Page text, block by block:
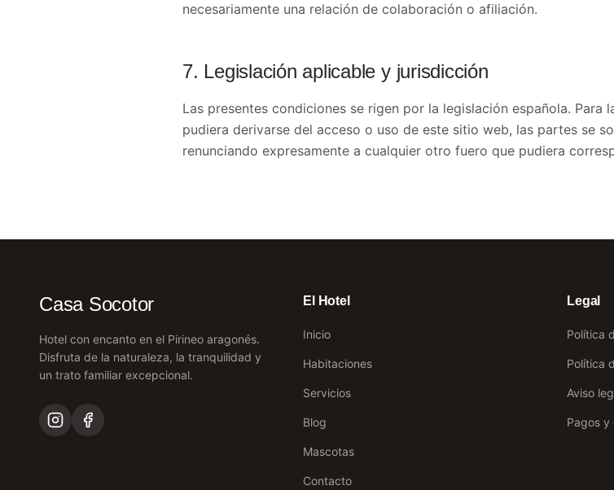
necesariamente una relación de colaboración o afiliación.
7. Legislación aplicable y jurisdicción
Las presentes condiciones se rigen por la legislación española.
pudiera derivarse del acceso o uso de este sitio web, las partes se
renunciando expresamente a cualquier otro fuero que pudiera
Casa Socotor
Hotel con encanto en el Pirineo aragonés.
Disfruta de la naturaleza, la tranquilidad y
un trato familiar excepcional.
El Hotel
Inicio
Habitaciones
Servicios
Blog
Mascotas
Contacto
Legal
Política
Política
Aviso
Pagos y